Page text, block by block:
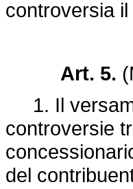
controversia
Art. 5.
1. Il
controversie
del